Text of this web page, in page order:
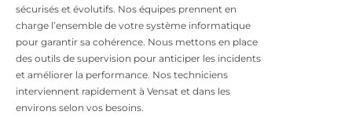
sécurisés et évolutifs. Nos équipes prennent en
charge l’ensemble de votre système informatique
pour garantir sa cohérence. Nous mettons en place
des outils de supervision pour anticiper les incidents
et améliorer la performance. Nos techniciens
interviennent rapidement à Vensat et dans les
environs selon vos besoins.